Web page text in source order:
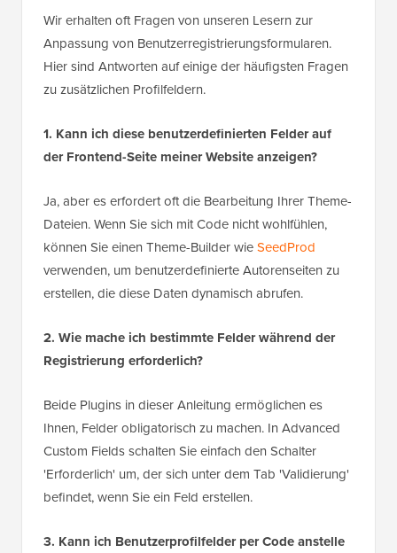
Wir erhalten oft Fragen von unseren Lesern zur
Anpassung von Benutzerregistrierungsformularen.
Hier sind Antworten auf einige der häufigsten Fragen
zu zusätzlichen Profilfeldern.
1. Kann ich diese benutzerdefinierten Felder auf
der Frontend-Seite meiner Website anzeigen?
Ja, aber es erfordert oft die Bearbeitung Ihrer Theme-
Dateien. Wenn Sie sich mit Code nicht wohlfühlen,
können Sie einen Theme-Builder wieSeedProd
verwenden, um benutzerdefinierte Autorenseiten zu
erstellen, die diese Daten dynamisch abrufen.
2. Wie mache ich bestimmte Felder während der
Registrierung erforderlich?
Beide Plugins in dieser Anleitung ermöglichen es
Ihnen, Felder obligatorisch zu machen. In Advanced
Custom Fields schalten Sie einfach den Schalter
'Erforderlich' um, der sich unter dem Tab 'Validierung'
befindet, wenn Sie ein Feld erstellen.
3. Kann ich Benutzerprofilfelder per Code anstelle